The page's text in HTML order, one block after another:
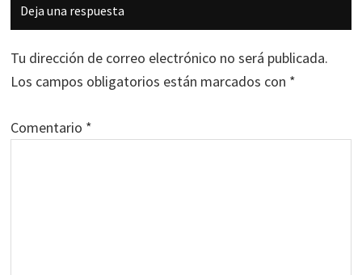
con
los
lectores
Deja una respuesta
Tu dirección de correo electrónico no será publicada.
Los campos obligatorios están marcados con *
Comentario *